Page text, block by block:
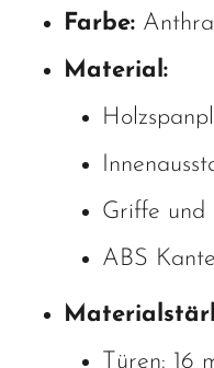
Farbe:
Material:
Griffe und
ABS
Türen: 16